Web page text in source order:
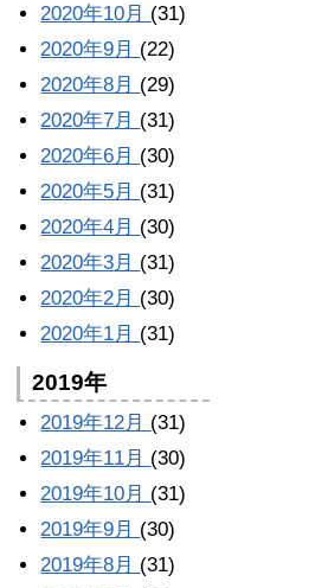
2020年10月 (31)
2020年9月 (22)
2020年8月 (29)
2020年7月 (31)
2020年6月 (30)
2020年5月 (31)
2020年4月 (30)
2020年3月 (31)
2020年2月 (30)
2020年1月 (31)
2019年
2019年12月 (31)
2019年11月 (30)
2019年10月 (31)
2019年9月 (30)
2019年8月 (31)